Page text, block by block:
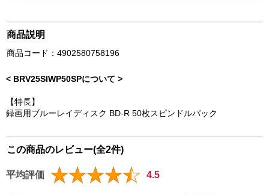
商品説明
商品コード：4902580758196
< BRV25SIWP50SPについて >
【特長】
録画用ブルーレイディスク BD-R 50枚スピンドルパック
この商品のレビュー(全2件)
平均評価 4.5